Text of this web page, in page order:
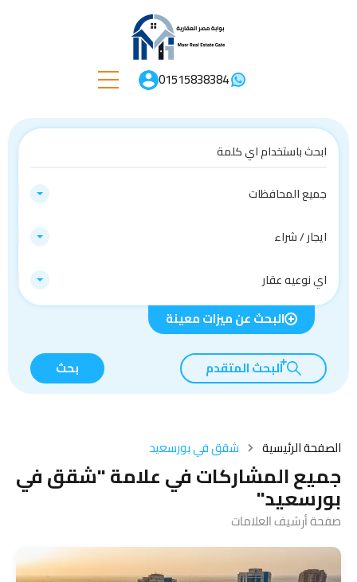
01515838384
جميع المحافظات
ايجار / شراء
اي نوعيه عقار
البحث عن ميزات معينة
البحث المتقدم بحث
الصفحة الرئيسية شقق في بورسعيد
جميع المشاركات في علامة "شقق في
بورسعيد"
صفحة أرشيف العلامات